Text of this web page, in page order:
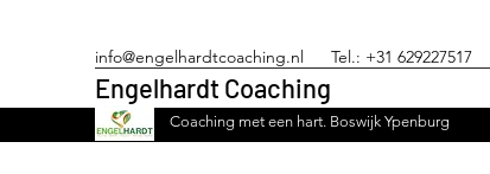
info@engelhardtcoaching.nl Tel.: +31 629227517
Engelhardt Coaching
Coaching met een hart. Boswijk Ypenburg